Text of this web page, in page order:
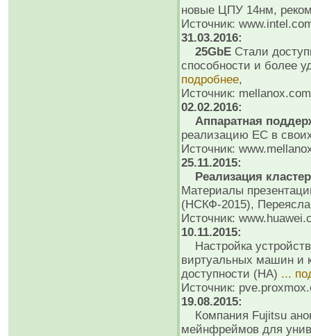
новые ЦПУ 14нм,
Источник:
31.03.2016:
25GbE Стали
способности и более
подробнее,
Источник:
02.02.2016:
Аппаратная
реализацию EC в
Источник:
25.11.2015:
Реализация
Материалы
(НСКФ-2015),
Источник:
10.11.2015:
Настройка
виртуальных машин и
доступности (HA) ...
Источник:
19.08.2015:
Компания Fujitsu
мейнфреймов для